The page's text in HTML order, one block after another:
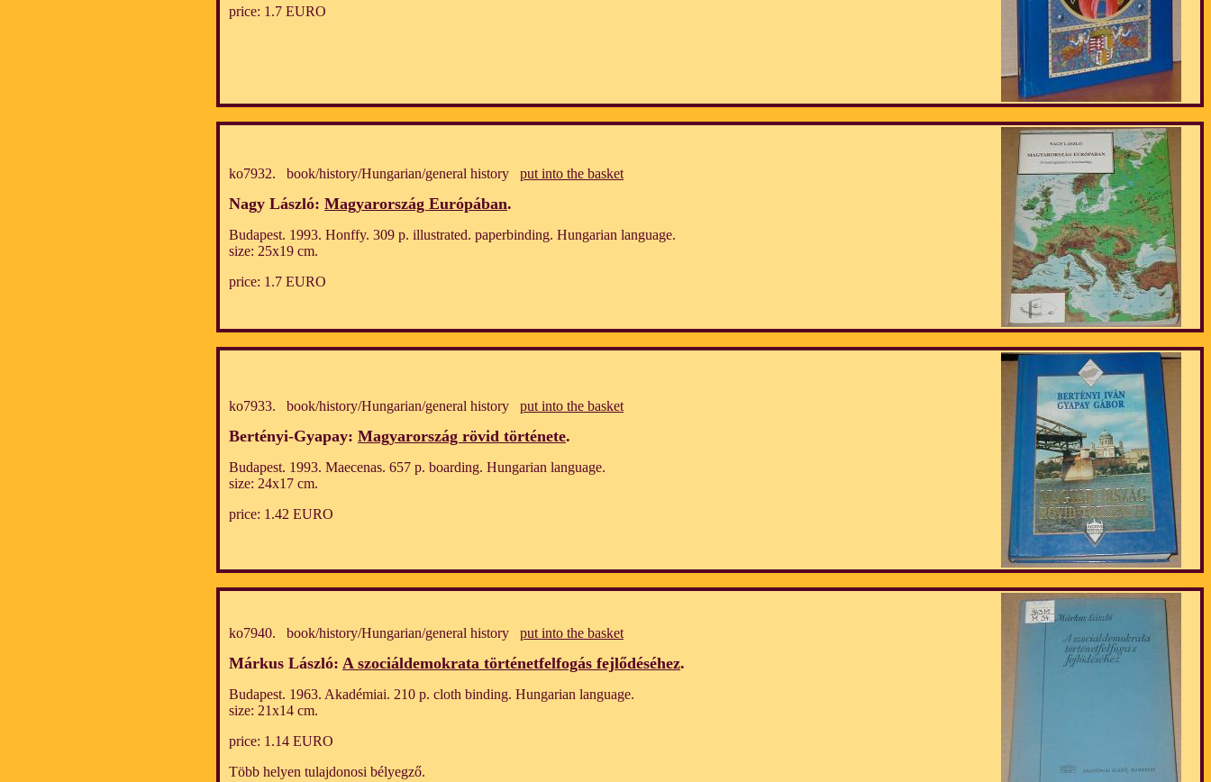
price: 1.7 EURO
ko7932. book/history/Hungarian/general history put into the basket
Nagy László: Magyarország Európában.
Budapest. 1993. Honffy. 309 p. illustrated. paperbinding. Hungarian language.
size: 25x19 cm.
price: 1.7 EURO
ko7933. book/history/Hungarian/general history put into the basket
Bertényi-Gyapay: Magyarország rövid története.
Budapest. 1993. Maecenas. 657 p. boarding. Hungarian language.
size: 24x17 cm.
price: 1.42 EURO
ko7940. book/history/Hungarian/general history put into the basket
Márkus László: A szociáldemokrata történetfelfogás fejlődéséhez.
Budapest. 1963. Akadémiai. 210 p. cloth binding. Hungarian language.
size: 21x14 cm.
price: 1.14 EURO
Több helyen tulajdonosi bélyegző.